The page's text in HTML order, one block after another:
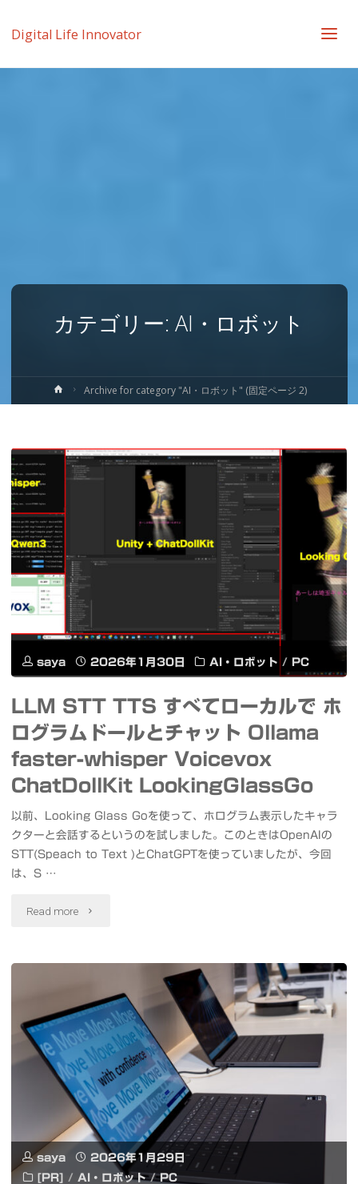
Digital Life Innovator
カテゴリー: AI・ロボット
ホ
ー
Archive for category "AI・ロボット" (固定ページ 2)
saya 2026年1月30日 AI・ロボット / PC
LLM STT TTS すべてローカルで ホ
ログラムドールとチャット Ollama
faster-whisper Voicevox
ChatDollKit LookingGlassGo
以前、Looking Glass Goを使って、ホログラム表示したキャラ
クターと会話するというのを試しました。このときはOpenAIの
STT(Speach to Text )とChatGPTを使っていましたが、今回
は、S …
Read more "LLM
す
べ
て
ロ
ー
カ
saya
2026年1月29日
[PR] / AI・ロボット / PC